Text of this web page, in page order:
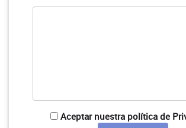
Aceptar nuestra política de